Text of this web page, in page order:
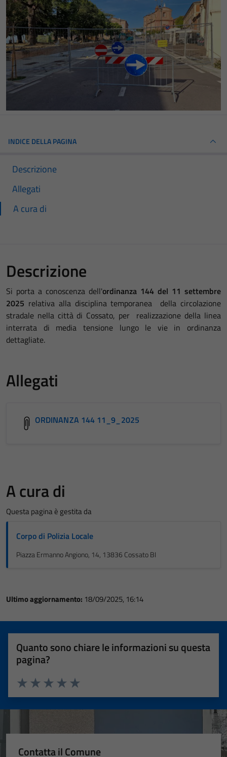
INDICE DELLA PAGINA
Descrizione
Allegati
A cura di
Descrizione
Si porta a conoscenza dell'ordinanza 144 del 11 settembre
2025 relativa alla disciplina temporanea della circolazione
stradale nella città di Cossato, per realizzazione della linea
interrata di media tensione lungo le vie in ordinanza
dettagliate.
Allegati
ORDINANZA 144 11_9_2025
A cura di
Questa pagina è gestita da
Corpo di Polizia Locale
Piazza Ermanno Angiono, 14, 13836 Cossato BI
Ultimo aggiornamento: 18/09/2025, 16:14
Quanto sono chiare le informazioni su questa
pagina?
Valuta 5 stelle su 5
Valuta 4 stelle su 5
Valuta 3 stelle su 5
Valuta 2 stelle su 5
Valuta 1 stelle su 5
Contatta il Comune